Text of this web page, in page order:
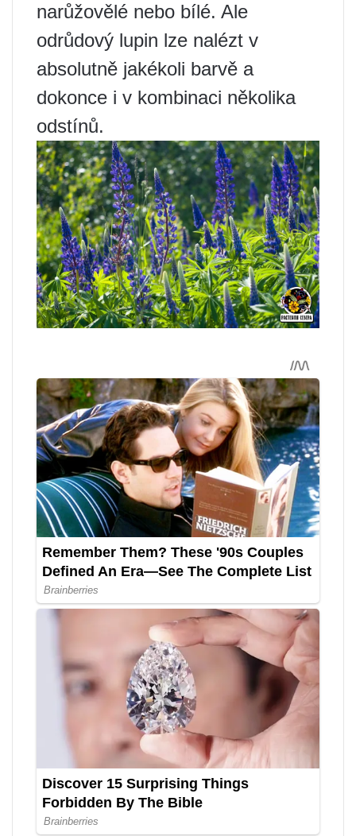
narůžovělé nebo bílé. Ale
odrůdový lupin lze nalézt v
absolutně jakékoli barvě a
dokonce i v kombinaci několika
odstínů.